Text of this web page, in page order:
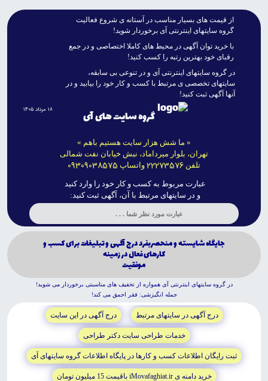
از قيمت هاى بسيار مناسب در آستانه ى شروع فعاليت
گروه سايتهاى اينترنتى آى برخوردار شويد!
با خريد توان آگهى در محيط هاى کاملا اختصاصى و در جمع
رقباى خود بهترين رتبه را کسب کنيد!
در گروه سايتهاى اينترنتى آى و در تنوعى بى سابقه،
سايتهاى تخصصى ى مرتبط با کسب و کار خود را بيابيد و در
آنها آگهى ثبت کنيد!
گروه سایت های آی
« ما شش هزار سایت هستیم باهم »
تهران، بلوار میرداماد، نبش خیابان نفت شمالی
تلفن 22273576 واتساپ 09309038575
۱۸ مرداد ۱۴۰۵
عبارت مربوط به کسب و کار خود را وارد کنید
و در سایتهای مرتبط با آن، آگهی ثبت کنید:
جايگاه شايسته و منحصربفرد درج آگهى و تبليغات براى كسب و
كارهاى فعال در زمينه
موفقيت
در گروه سايتهاى اينترنتى آى همواره از تخفيف هاى مناسبتى برخوردار مى شويد!
جمله انگيزشى: فقر احمق مى کند!
درج آگهى در سايتهاى مرتبط درج آگهى در اين سايت
خدمات طراحى سايت دکتر طراحى
ثبت رايگان اطلاعات کسب و کارها در پايگاه اطلاعات گروه سايتهاى آى
خريد دامنه ى iMovafaghiat.ir باقيمت 15 ميليون تومان